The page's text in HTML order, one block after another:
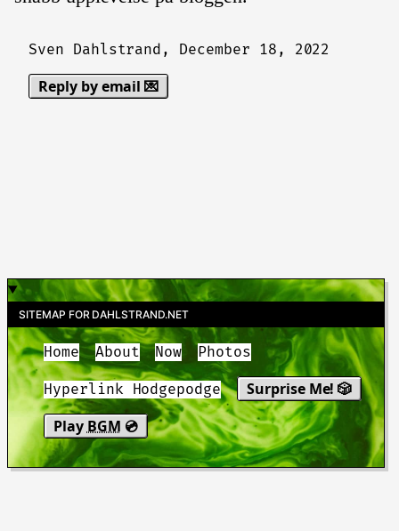
Sven Dahlstrand, December 18, 2022
Reply by email 💌
SITEMAP FOR DAHLSTRAND.NET
Home About Now Photos
Hyperlink Hodgepodge
Surprise Me! 🎲
Play BGM 💿